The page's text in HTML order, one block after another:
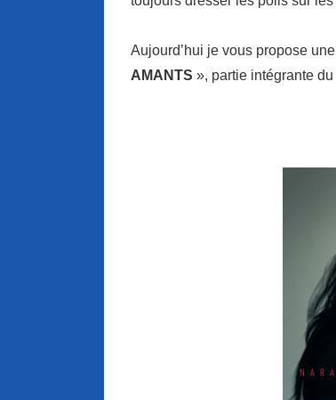
Aujourd’hui je vous propose
AMANTS », partie intégrante